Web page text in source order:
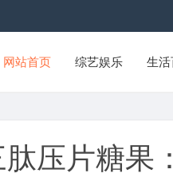
网站首页 综艺娱乐 生
压片糖果